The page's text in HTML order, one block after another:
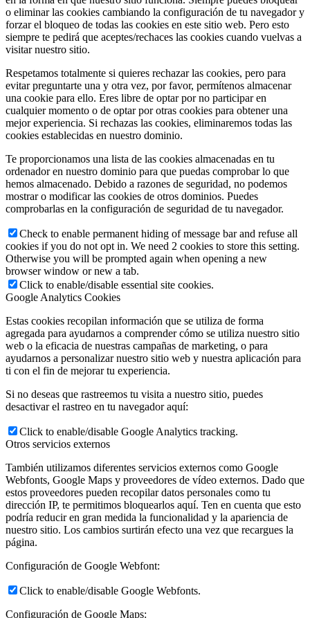
o eliminar las cookies cambiando la configuración de tu navegador y
forzar el bloqueo de todas las cookies en este sitio web. Pero esto
siempre te pedirá que aceptes/rechaces las cookies cuando vuelvas a
visitar nuestro sitio.
Respetamos totalmente si quieres rechazar las cookies, pero para
evitar preguntarte una y otra vez, por favor, permítenos almacenar
una cookie para ello. Eres libre de optar por no participar en
cualquier momento o de optar por otras cookies para obtener una
mejor experiencia. Si rechazas las cookies, eliminaremos todas las
cookies establecidas en nuestro dominio.
Te proporcionamos una lista de las cookies almacenadas en tu
ordenador en nuestro dominio para que puedas comprobar lo que
hemos almacenado. Debido a razones de seguridad, no podemos
mostrar o modificar las cookies de otros dominios. Puedes
comprobarlas en la configuración de seguridad de tu navegador.
Check to enable permanent hiding of message bar and refuse all
cookies if you do not opt in. We need 2 cookies to store this setting.
Otherwise you will be prompted again when opening a new
browser window or new a tab.
Click to enable/disable essential site cookies.
Google Analytics Cookies
Estas cookies recopilan información que se utiliza de forma
agregada para ayudarnos a comprender cómo se utiliza nuestro sitio
web o la eficacia de nuestras campañas de marketing, o para
ayudarnos a personalizar nuestro sitio web y nuestra aplicación para
ti con el fin de mejorar tu experiencia.
Si no deseas que rastreemos tu visita a nuestro sitio, puedes
desactivar el rastreo en tu navegador aquí:
Click to enable/disable Google Analytics tracking.
Otros servicios externos
También utilizamos diferentes servicios externos como Google
Webfonts, Google Maps y proveedores de vídeo externos. Dado que
estos proveedores pueden recopilar datos personales como tu
dirección IP, te permitimos bloquearlos aquí. Ten en cuenta que esto
podría reducir en gran medida la funcionalidad y la apariencia de
nuestro sitio. Los cambios surtirán efecto una vez que recargues la
página.
Configuración de Google Webfont:
Click to enable/disable Google Webfonts.
Configuración de Google Maps: